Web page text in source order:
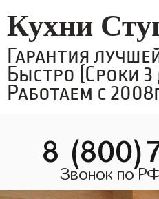
Кухни
Гарантия
Быстро (Сроки 3
Работаем с
8
Звонок по